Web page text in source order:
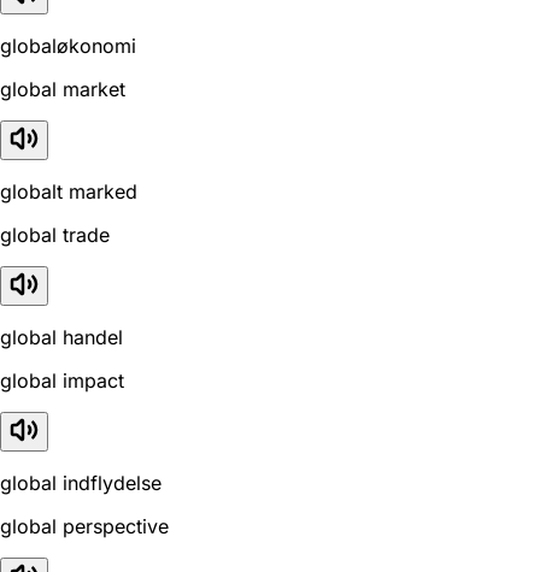
globaløkonomi
global market
globalt marked
global trade
global handel
global impact
global indflydelse
global perspective